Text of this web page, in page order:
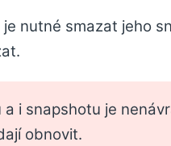
nutné smazat jeho
a i snapshotu je
obnovit.